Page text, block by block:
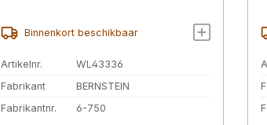
Binnenkort beschikbaar
Artikelnr.
WL43336
Fabrikant
BERNSTEIN
Fabrikantnr.
6-750